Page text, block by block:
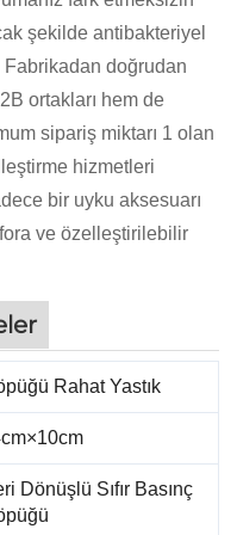
şekilde antibakteriyel
Fabrikadan doğrudan
ortakları hem de
sipariş miktarı 1 olan
hizmetleri
bir uyku aksesuarı
ve özelleştirilebilir
Rahat Yastık
Dönüşlü Sıfır Basınç